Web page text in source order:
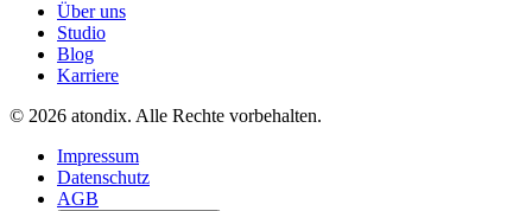
Über uns
Studio
Blog
Karriere
© 2026 atondix. Alle Rechte vorbehalten.
Impressum
Datenschutz
AGB